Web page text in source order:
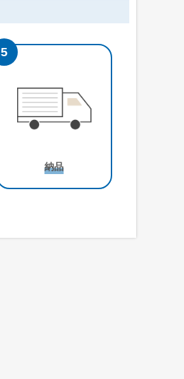
W162 x H229 mm
A5用紙が折らずに入る
納品